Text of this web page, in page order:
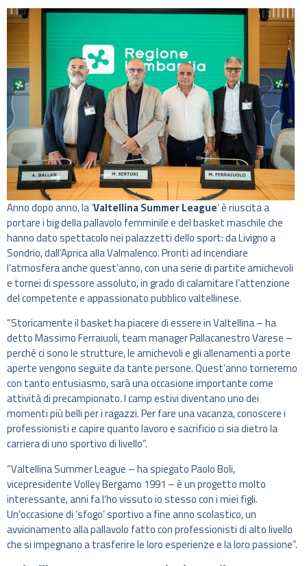
Anno dopo anno, la ‘Valtellina Summer League‘ è riuscita a
portare i big della pallavolo femminile e del basket maschile che
hanno dato spettacolo nei palazzetti dello sport: da Livigno a
Sondrio, dall’Aprica alla Valmalenco. Pronti ad incendiare
l’atmosfera anche quest’anno, con una serie di partite amichevoli
e tornei di spessore assoluto, in grado di calamitare l’attenzione
del competente e appassionato pubblico valtellinese.
“Storicamente il basket ha piacere di essere in Valtellina – ha
detto Massimo Ferraiuoli, team manager Pallacanestro Varese –
perché ci sono le strutture, le amichevoli e gli allenamenti a porte
aperte vengono seguite da tante persone. Quest’anno torneremo
con tanto entusiasmo, sarà una occasione importante come
attività di precampionato. I camp estivi diventano uno dei
momenti più belli per i ragazzi. Per fare una vacanza, conoscere i
professionisti e capire quanto lavoro e sacrificio ci sia dietro la
carriera di uno sportivo di livello”.
“Valtellina Summer League – ha spiegato Paolo Boli,
vicepresidente Volley Bergamo 1991 – è un progetto molto
interessante, anni fa l’ho vissuto io stesso con i miei figli.
Un’occasione di ‘sfogo’ sportivo a fine anno scolastico, un
avvicinamento alla pallavolo fatto con professionisti di alto livello
che si impegnano a trasferire le loro esperienze e la loro passione”.